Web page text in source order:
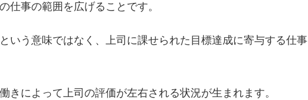
仕事の範囲を広げることです。
いう意味ではなく、上司に課せられた目標達成に寄与する仕事
きによって上司の評価が左右される状況が生まれます。